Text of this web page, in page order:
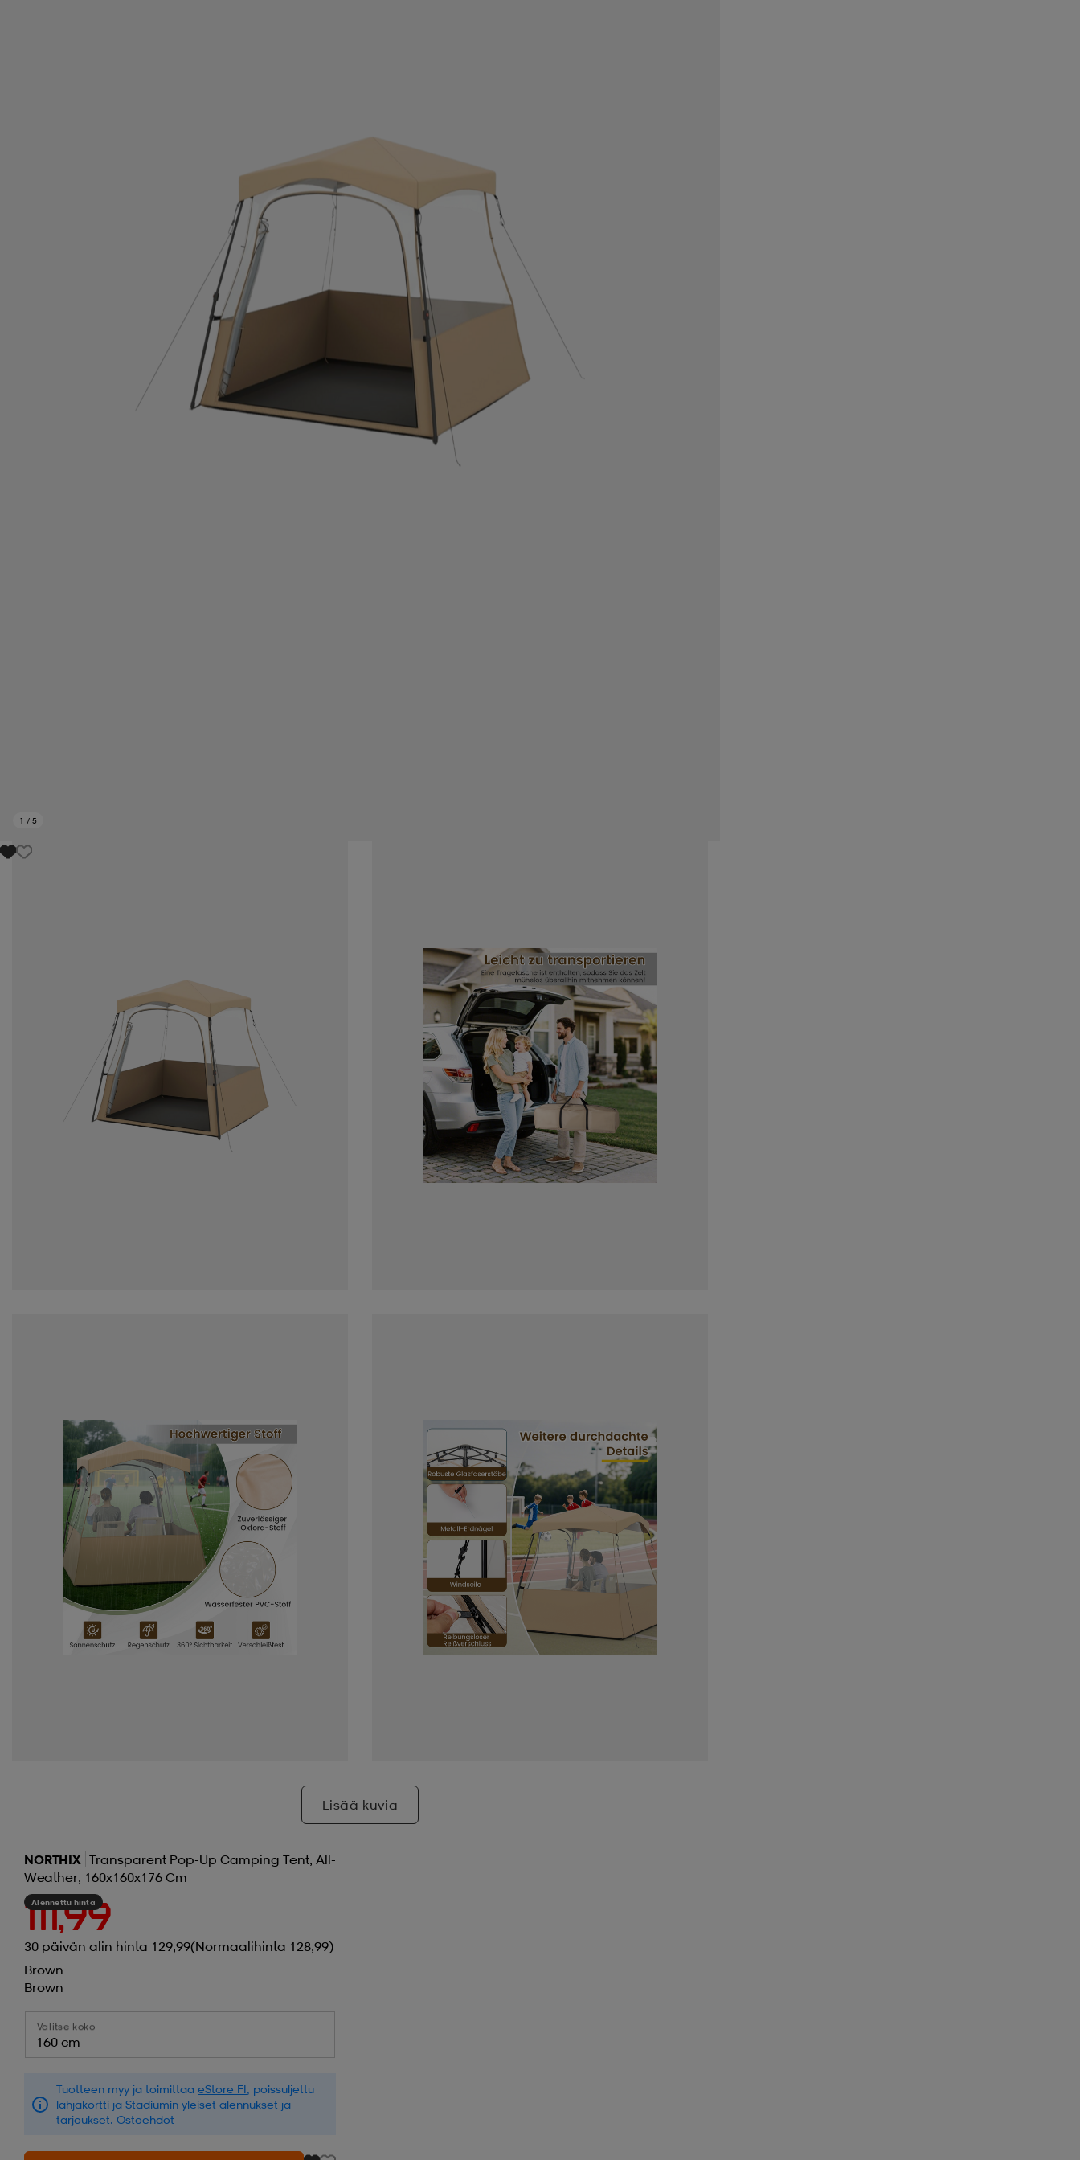
1 / 5
Lisää kuvia
NORTHIX Transparent Pop-Up Camping Tent, All-
Weather, 160x160x176 Cm
Alennettu hinta
111,99
30 päivän alin hinta 129,99(Normaalihinta 128,99)
Brown
Brown
Valitse koko
160 cm
Tuotteen myy ja toimittaa eStore FI , poissuljettu
lahjakortti ja Stadiumin yleiset alennukset ja
tarjoukset. Ostoehdot